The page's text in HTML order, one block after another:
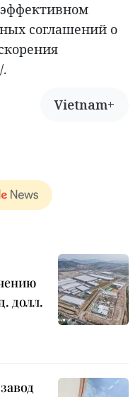
соглашений о
Vietnam+
долл.